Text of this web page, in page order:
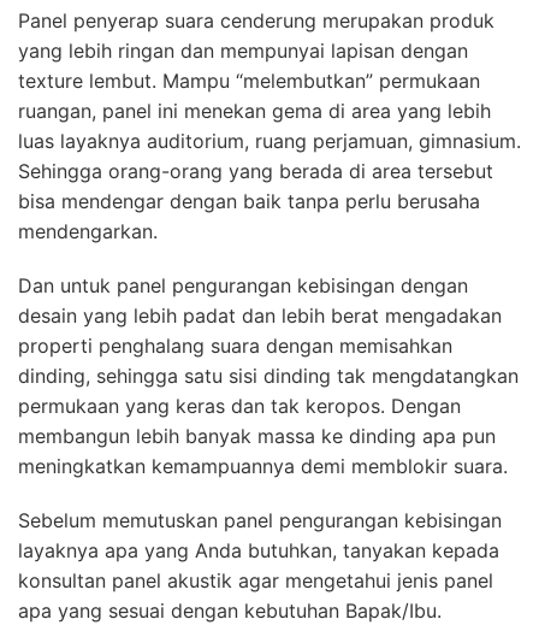
Panel penyerap suara cenderung merupakan produk
yang lebih ringan dan mempunyai lapisan dengan
texture lembut. Mampu “melembutkan” permukaan
ruangan, panel ini menekan gema di area yang lebih
luas layaknya auditorium, ruang perjamuan, gimnasium.
Sehingga orang-orang yang berada di area tersebut
bisa mendengar dengan baik tanpa perlu berusaha
mendengarkan.
Dan untuk panel pengurangan kebisingan dengan
desain yang lebih padat dan lebih berat mengadakan
properti penghalang suara dengan memisahkan
dinding, sehingga satu sisi dinding tak mengdatangkan
permukaan yang keras dan tak keropos. Dengan
membangun lebih banyak massa ke dinding apa pun
meningkatkan kemampuannya demi memblokir suara.
Sebelum memutuskan panel pengurangan kebisingan
layaknya apa yang Anda butuhkan, tanyakan kepada
konsultan panel akustik agar mengetahui jenis panel
apa yang sesuai dengan kebutuhan Bapak/Ibu.